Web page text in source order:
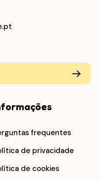
frequentes
de privacidade
de cookies